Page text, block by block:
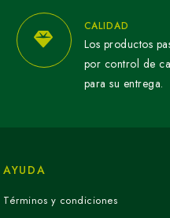
CALIDAD
Los productos
por control de
para su entrega.
AYUDA
Términos y condiciones